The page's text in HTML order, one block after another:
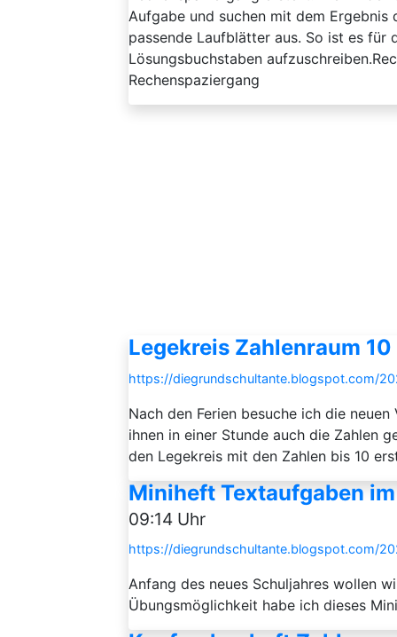
Aufgabe und suchen mit dem Ergebnis
passende Laufblätter aus. So ist es für
Lösungsbuchstaben
Rechenspaziergang
Legekreis Zahlenraum 10
https://diegrundschultante.blogspot.com/
Nach den Ferien besuche ich die
ihnen in einer Stunde auch die Zahlen
den Legekreis mit den Zahlen bis 10
Miniheft Textaufgaben
09:14 Uhr
https://diegrundschultante.blogspot.com/
Anfang des neues Schuljahres wollen
Übungsmöglichkeit habe ich dieses